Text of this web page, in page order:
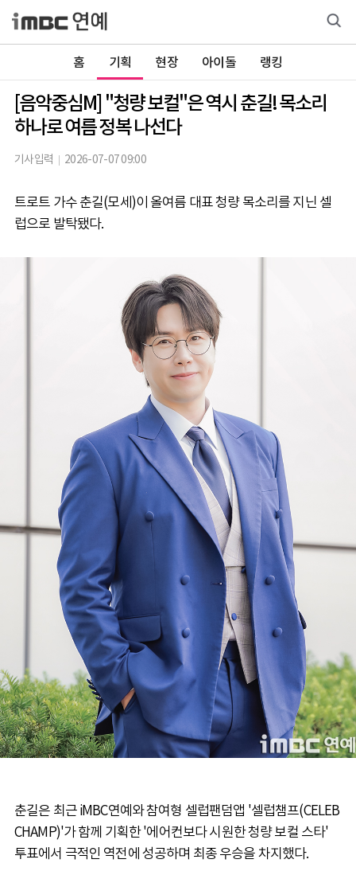
홈 기획 현장 아이돌 랭킹
[음악중심M] "청량 보컬"은 역시 춘길! 목소리
하나로 여름 정복 나선다
기사입력 2026-07-07 09:00
트로트 가수 춘길(모세)이 올여름 대표 청량 목소리를 지닌 셀
럽으로 발탁됐다.
춘길은 최근 iMBC연예와 참여형 셀럽팬덤앱 '셀럽챔프(CELEB
CHAMP)'가 함께 기획한 '에어컨보다 시원한 청량 보컬 스타'
투표에서 극적인 역전에 성공하며 최종 우승을 차지했다.